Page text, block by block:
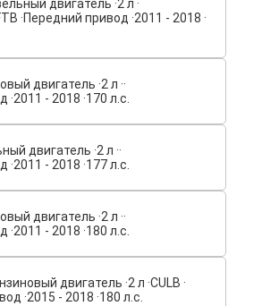
двигатель ·2 л ·
·Передний привод ·2011 - 2018 ·
двигатель ·2 л ··
·2011 - 2018 ·170 л.с.
двигатель ·2 л ··
·2011 - 2018 ·177 л.с.
двигатель ·2 л ··
·2011 - 2018 ·180 л.с.
двигатель ·2 л ·CULB ·
·2015 - 2018 ·180 л.с.